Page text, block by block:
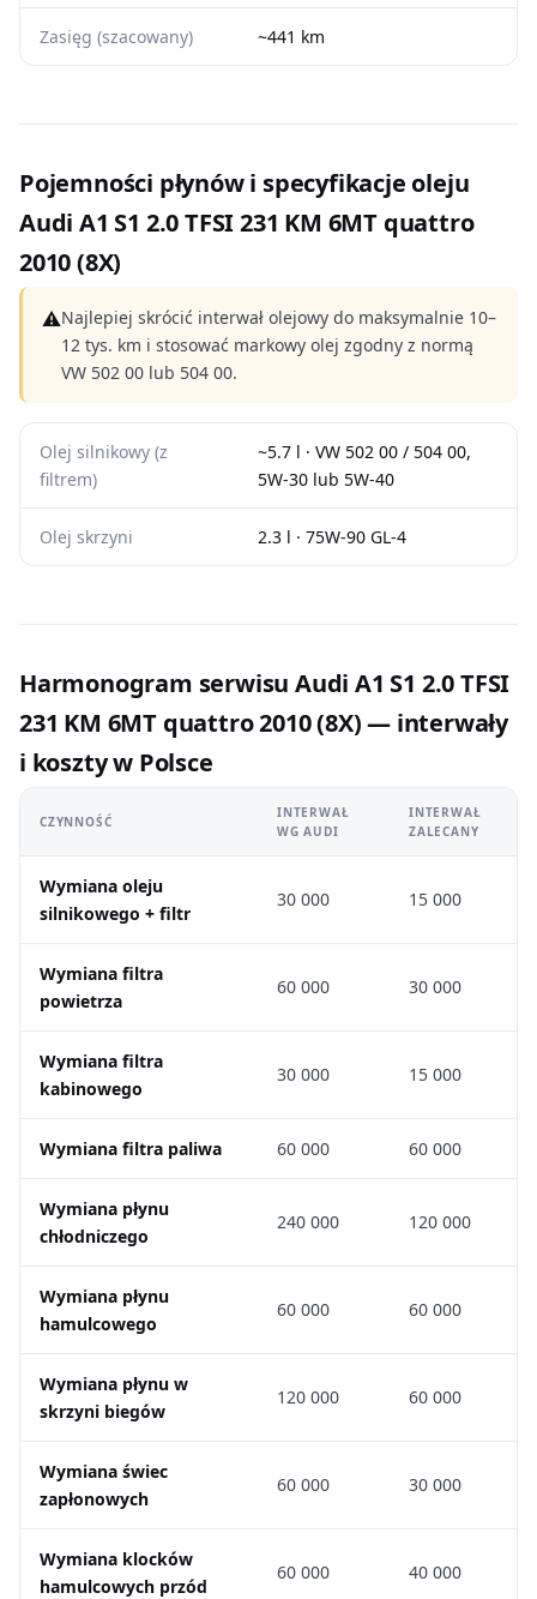
Zasięg (szacowany) ~441 km
Pojemności płynów i specyfikacje oleju
Audi A1 S1 2.0 TFSI 231 KM 6MT quattro
2010 (8X)
⚠Najlepiej skrócić interwał olejowy do maksymalnie 10–
12 tys. km i stosować markowy olej zgodny z normą
VW 502 00 lub 504 00.
Olej silnikowy (z
filtrem)
~5.7 l · VW 502 00 / 504 00,
5W-30 lub 5W-40
Olej skrzyni 2.3 l · 75W-90 GL-4
Harmonogram serwisu Audi A1 S1 2.0 TFSI
231 KM 6MT quattro 2010 (8X) — interwały
i koszty w Polsce
CZYNNOŚĆ
INTERWAŁ
WG AUDI
INTERWAŁ
ZALECANY
Wymiana oleju
silnikowego + filtr
30 000 15 000
Wymiana filtra
powietrza
60 000 30 000
Wymiana filtra
kabinowego
30 000 15 000
Wymiana filtra paliwa 60 000 60 000
Wymiana płynu
chłodniczego
240 000 120 000
Wymiana płynu
hamulcowego
60 000 60 000
Wymiana płynu w
skrzyni biegów
120 000 60 000
Wymiana świec
zapłonowych
60 000 30 000
Wymiana klocków
hamulcowych przód
60 000 40 000